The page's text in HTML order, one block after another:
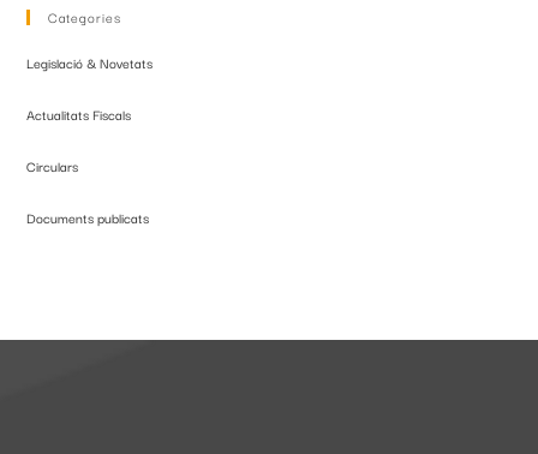
Categories
Legislació & Novetats
Actualitats Fiscals
Circulars
Documents publicats